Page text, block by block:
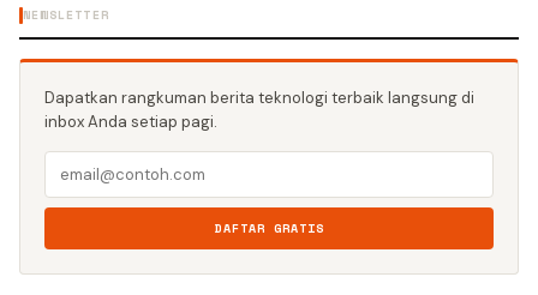
NEWSLETTER
Dapatkan rangkuman berita teknologi terbaik langsung di
inbox Anda setiap pagi.
DAFTAR GRATIS